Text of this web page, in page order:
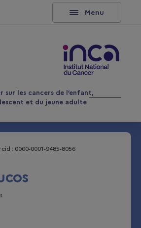
sur les cancers de l’enfant,
et du jeune adulte
Menu
: 0000-0001-9485-8056